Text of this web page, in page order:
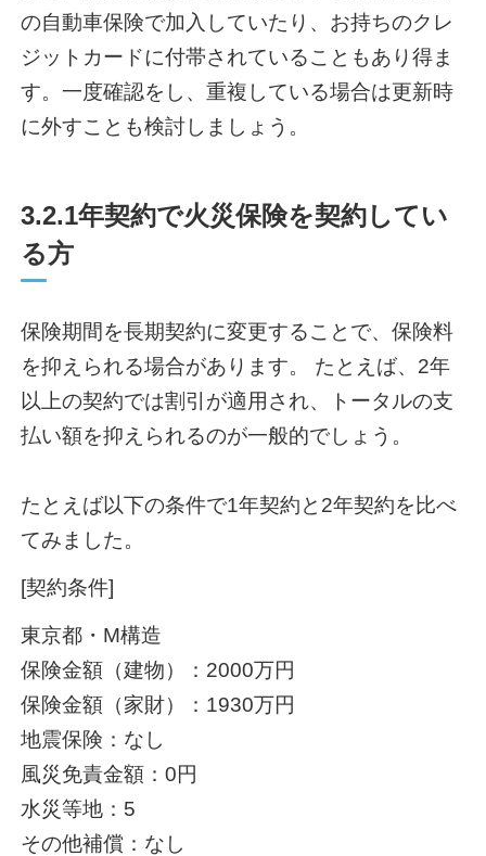
の自動車保険で加入していたり、お持ちのクレ
ジットカードに付帯されていることもあり得ま
す。一度確認をし、重複している場合は更新時
に外すことも検討しましょう。
3.2.1年契約で火災保険を契約してい
る方
保険期間を長期契約に変更することで、保険料
を抑えられる場合があります。 たとえば、2年
以上の契約では割引が適用され、トータルの支
払い額を抑えられるのが一般的でしょう。
たとえば以下の条件で1年契約と2年契約を比べ
てみました。
[契約条件]
東京都・M構造
保険金額（建物）：2000万円
保険金額（家財）：1930万円
地震保険：なし
風災免責金額：0円
水災等地：5
その他補償：なし